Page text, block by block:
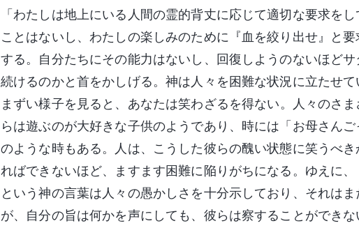
「わたしは地上にいる人間の霊的背丈に応じて適切な要求を
ことはないし、わたしの楽しみのために『血を絞り出せ』と
する。自分たちにその能力はないし、回復しようのないほど
続けるのかと首をかしげる。神は人々を困難な状況に立たせ
まずい様子を見ると、あなたは笑わざるを得ない。人々の
らは遊ぶのが大好きな子供のようであり、時には「お母さん
のような時もある。人は、こうした彼らの醜い状態に笑うべ
ればできないほど、ますます困難に陥りがちになる。ゆえに
という神の言葉は人々の愚かしさを十分示しており、それは
が、自分の旨は何かを声にしても、彼らは察することができ